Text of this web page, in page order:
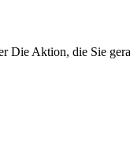
Aktion, die Sie